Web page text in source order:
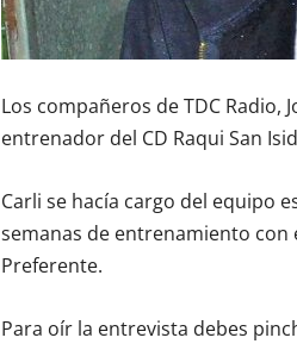
Los compañeros de TDC Radio,
entrenador del CD Raqui San
Carli se hacía cargo del equipo
semanas de entrenamiento con
Preferente.
Para oír la entrevista debes